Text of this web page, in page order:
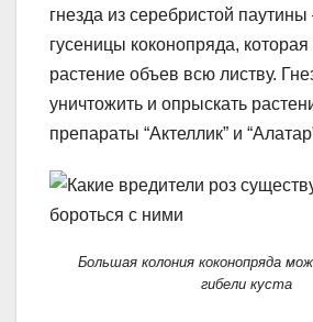
гнезда из серебристой
гусеницы коконопряда,
растение объев всю листву.
уничтожить и опрыскать
препараты “Актеллик” и
Большая колония коконопряда
гибели куста